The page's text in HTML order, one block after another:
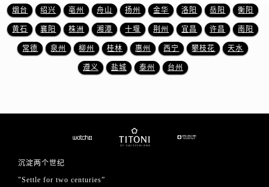
山东省莱芜市文化南路8号银座商城名表维修一楼名表维修售后服务中心（需提前预约）
山东省临沂市兰山区解放路售后服务中心（需提前预约）
山东省日照市东港区烟台路售后服务中心（需提前预约）
山东省泰安市泰山区财源街道泰山大街售后服务中心（需提前预约）
烟台 绍兴 亳州 舟山 扬州 金华 洛阳 岳阳 衡阳
黄石 襄阳 株洲 湘潭 十堰 荆州 宜昌 许昌 南阳
常德 泉州 柳州 桂林 惠州 西宁 攀枝花 天水
遵义 盐城 泰州 台州
沉淀两个世纪
"Settle for two centuries”